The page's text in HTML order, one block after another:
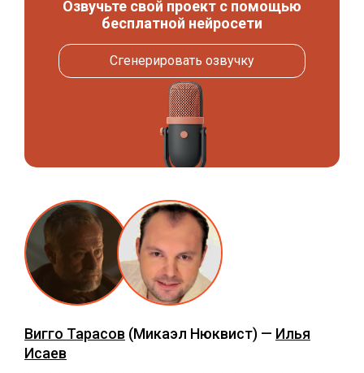
Озвучьте свой проект с помощью
бесплатной нейросети
Сгенерировать озвучку
Вигго Тарасов (Микаэл Нюквист) — Илья
Исаев